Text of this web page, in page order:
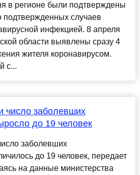
в регионе были подтверждены
случаев
инфекцией. 8 апреля
области выявлены сразу 4
жителя коронавирусом.
с...
число заболевших
до 19 человек
заболевших
до 19 человек, передает
на данные министерства